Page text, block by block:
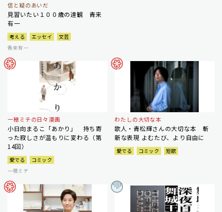
信と疑のあいだ
見習いたい１００歳の達観 青来
有一
考える エッセイ
文芸
青来有一
一穂ミチの日々漫画
小日向まるこ「あかり」 持ち寄
った寂しさが温もりに変わる（第
14回）
愛でる
コミック
一穂ミチ
わたしの大切な本
歌人・青松輝さんの大切な本 斬
新な表現 よむたび、より自由に
愛でる コミック 短歌